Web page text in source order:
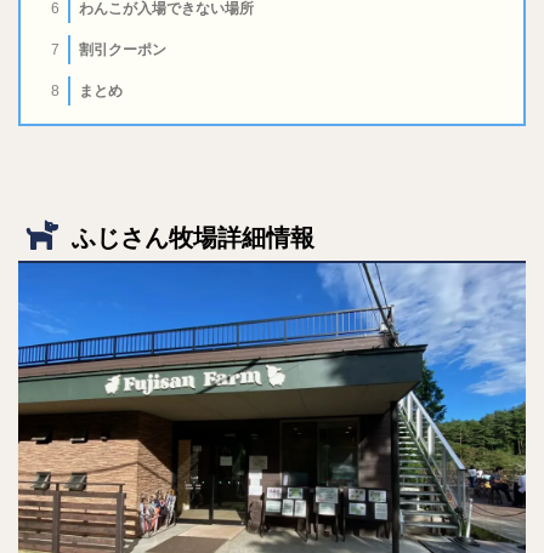
6 わんこが入場できない場所
7 割引クーポン
8 まとめ
ふじさん牧場詳細情報